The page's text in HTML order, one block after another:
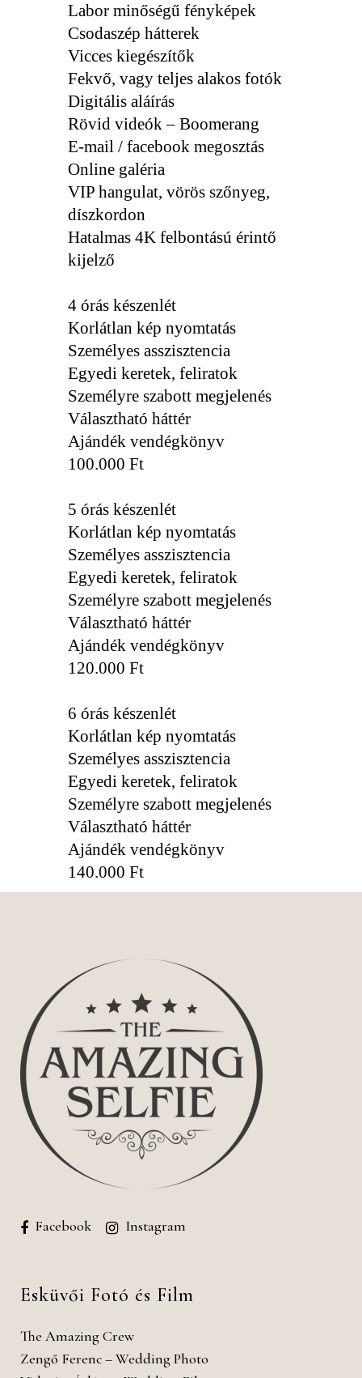
Labor minőségű fényképek
Csodaszép hátterek
Vicces kiegészítők
Fekvő, vagy teljes alakos fotók
Digitális aláírás
Rövid videók – Boomerang
E-mail / facebook megosztás
Online galéria
VIP hangulat, vörös szőnyeg,
díszkordon
Hatalmas 4K felbontású érintő
kijelző
4 órás készenlét
Korlátlan kép nyomtatás
Személyes asszisztencia
Egyedi keretek, feliratok
Személyre szabott megjelenés
Választható háttér
Ajándék vendégkönyv
100.000 Ft
5 órás készenlét
Korlátlan kép nyomtatás
Személyes asszisztencia
Egyedi keretek, feliratok
Személyre szabott megjelenés
Választható háttér
Ajándék vendégkönyv
120.000 Ft
6 órás készenlét
Korlátlan kép nyomtatás
Személyes asszisztencia
Egyedi keretek, feliratok
Személyre szabott megjelenés
Választható háttér
Ajándék vendégkönyv
140.000 Ft
Facebook Instagram
Esküvői Fotó és Film
The Amazing Crew
Zengő Ferenc – Wedding Photo